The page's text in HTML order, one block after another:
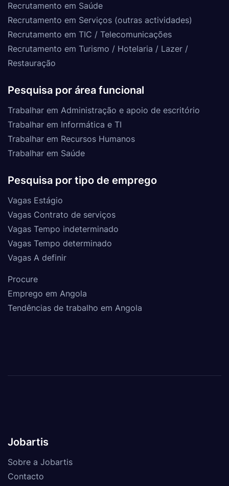
Recrutamento em Saúde
Recrutamento em Serviços (outras actividades)
Recrutamento em TIC / Telecomunicações
Recrutamento em Turismo / Hotelaria / Lazer /
Restauração
Pesquisa por área funcional
Trabalhar em Administração e apoio de escritório
Trabalhar em Informática e TI
Trabalhar em Recursos Humanos
Trabalhar em Saúde
Pesquisa por tipo de emprego
Vagas Estágio
Vagas Contrato de serviços
Vagas Tempo indeterminado
Vagas Tempo determinado
Vagas A definir
Procure
Emprego em Angola
Tendências de trabalho em Angola
Jobartis
Sobre a Jobartis
Contacto